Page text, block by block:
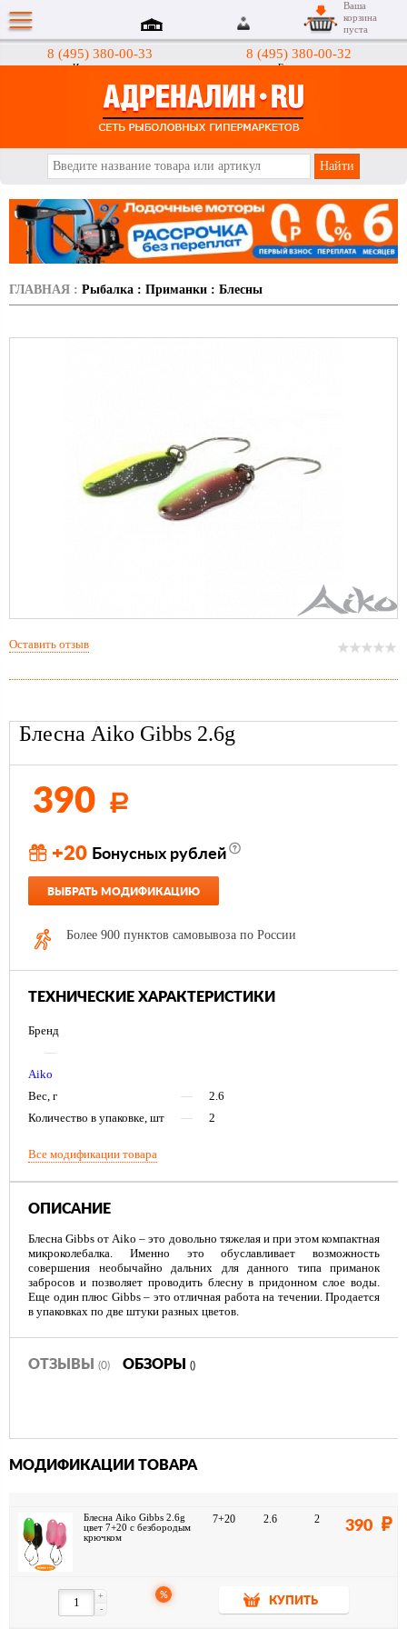
8 (495) 380-00-33
Интернет-магазин
8 (495) 380-00-32
Гипермаркеты
Ваша
корзина
пуста
ГЛАВНАЯ : Рыбалка : Приманки : Блесны
Блесна Aiko Gibbs 2.6g
390 Р
+20 Бонусных рублей
ВЫБРАТЬ МОДИФИКАЦИЮ
Более 900 пунктов самовывоза по России
ТЕХНИЧЕСКИЕ ХАРАКТЕРИСТИКИ
Бренд
—
Aiko
Вес, г
—
2.6
Количество в упаковке, шт
— 2
Все модификации товара
ОПИСАНИЕ
Блесна Gibbs от Aiko – это довольно тяжелая и при этом компактная
микроколебалка. Именно это обуславливает возможность
совершения необычайно дальних для данного типа приманок
забросов и позволяет проводить блесну в придонном слое воды.
Еще один плюс Gibbs – это отличная работа на течении. Продается
в упаковках по две штуки разных цветов.
ОТЗЫВЫ (0) ОБЗОРЫ ()
Оставить отзыв
МОДИФИКАЦИИ ТОВАРА
Блесна Aiko Gibbs 2.6g
цвет 7+20 с безбородым
крючком
7+20 2.6 2 390
-
+ %
КУПИТЬ